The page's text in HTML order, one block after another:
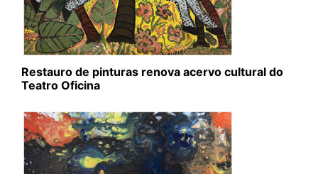
Restauro de pinturas renova acervo cultural do
Teatro Oficina